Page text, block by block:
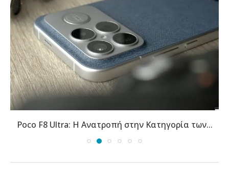
Poco F8 Ultra: Η Ανατροπή στην Κατηγορία των...